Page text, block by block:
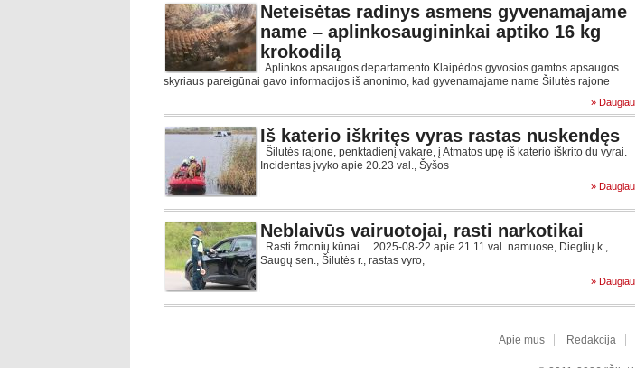
Neteisėtas radinys asmens gyvenamajame
name – aplinkosaugininkai aptiko 16 kg
krokodilą
Aplinkos apsaugos departamento Klaipėdos gyvosios gamtos apsaugos
skyriaus pareigūnai gavo informacijos iš anonimo, kad gyvenamajame name Šilutės rajone
» Daugiau
Iš katerio iškritęs vyras rastas nuskendęs
Šilutės rajone, penktadienį vakare, į Atmatos upę iš katerio iškrito du vyrai.
Incidentas įvyko apie 20.23 val., Šyšos
» Daugiau
Neblaivūs vairuotojai, rasti narkotikai
Rasti žmonių kūnai 2025-08-22 apie 21.11 val. namuose, Dieglių k.,
Saugų sen., Šilutės r., rastas vyro,
» Daugiau
Apie mus Redakcija